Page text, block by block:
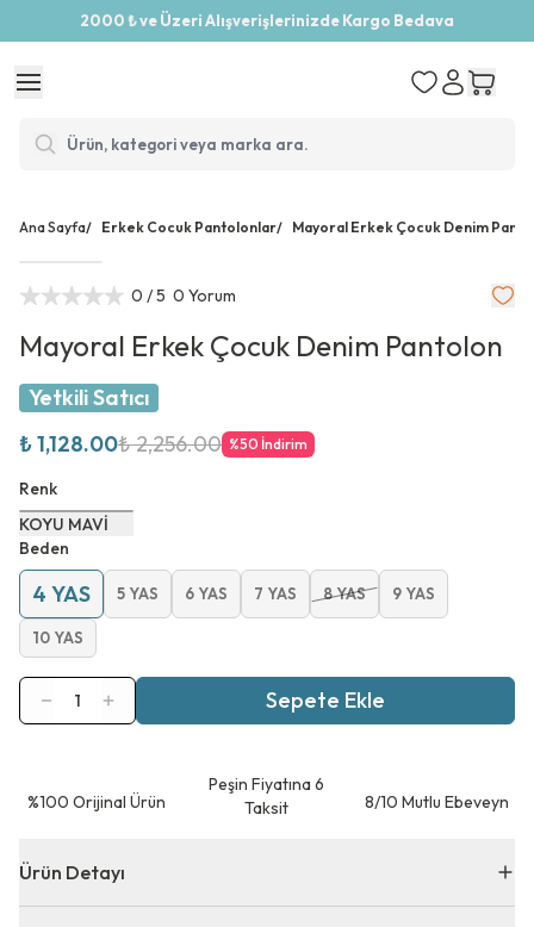
2000 ₺ ve Üzeri Alışverişlerinizde Kargo Bedava
Ana Sayfa/ Erkek Cocuk Pantolonlar/ Mayoral Erkek Çocuk Denim
0 / 5 0 Yorum
Mayoral Erkek Çocuk Denim Pantolon
Yetkili Satıcı
₺ 1,128.00₺ 2,256.00 %50 İndirim
Renk
KOYU MAVİ
Beden
4 YAS 5 YAS 6 YAS 7 YAS 8 YAS 9 YAS
10 YAS
1 Sepete Ekle
⁠%100 Orijinal Ürün
Peşin Fiyatına 6
Taksit
8/10 Mutlu Ebeveyn
Ürün Detayı